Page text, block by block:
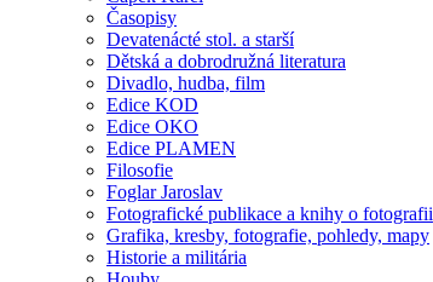
Časopisy
Devatenácté stol. a starší
Dětská a dobrodružná literatura
Divadlo, hudba, film
Edice KOD
Edice OKO
Edice PLAMEN
Filosofie
Foglar Jaroslav
Fotografické publikace a knihy o fotografii
Grafika, kresby, fotografie, pohledy, mapy
Historie a militária